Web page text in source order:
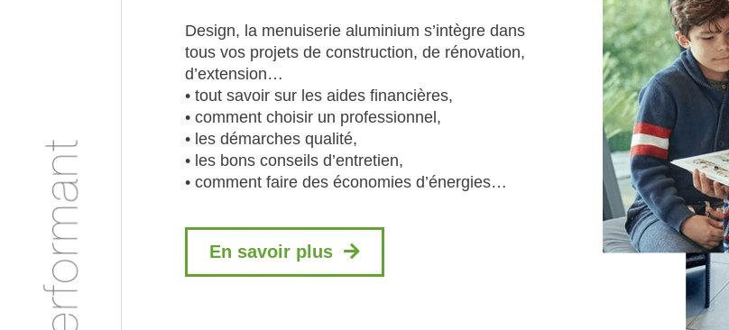
Design, la menuiserie aluminium s’intègre dans
tous vos projets de construction, de rénovation,
d’extension…
• tout savoir sur les aides financières,
• comment choisir un professionnel,
• les démarches qualité,
• les bons conseils d’entretien,
• comment faire des économies d’énergies…
En savoir plus